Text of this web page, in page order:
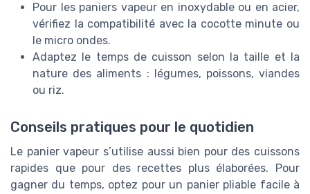
Pour les paniers vapeur en inoxydable ou en acier,
vérifiez la compatibilité avec la cocotte minute ou
le micro ondes.
Adaptez le temps de cuisson selon la taille et la
nature des aliments : légumes, poissons, viandes
ou riz.
Conseils pratiques pour le quotidien
Le panier vapeur s’utilise aussi bien pour des cuissons
rapides que pour des recettes plus élaborées. Pour
gagner du temps, optez pour un panier pliable facile à